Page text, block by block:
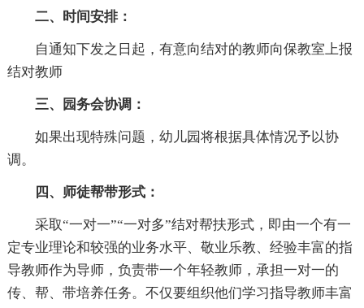
二、时间安排：
自通知下发之日起，有意向结对的教师向保教室上报
结对教师
三、园务会协调：
如果出现特殊问题，幼儿园将根据具体情况予以协
调。
四、师徒帮带形式：
采取“一对一”“一对多”结对帮扶形式，即由一个有一
定专业理论和较强的业务水平、敬业乐教、经验丰富的指
导教师作为导师，负责带一个年轻教师，承担一对一的
传、帮、带培养任务。不仅要组织他们学习指导教师丰富